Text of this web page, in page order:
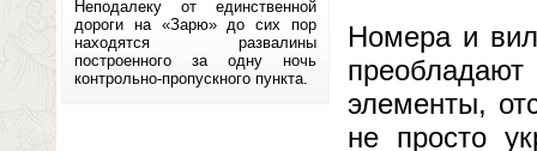
Неподалеку от единственной
дороги на «Зарю» до сих пор
находятся развалины
построенного за одну ночь
контрольно-пропускного пункта.
Номера и
элементы,
не просто